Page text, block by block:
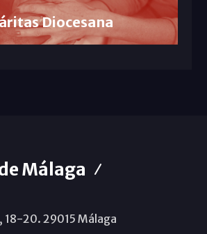
Diocesana
Málaga
18-20. 29015 Málaga